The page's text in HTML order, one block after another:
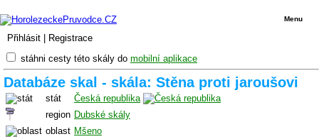
Přihlásit Registrace
Menu
stáhni cesty této skály do mobilní aplikace
Databáze skal - skála: Stěna proti jaroušovi
stát
Česká republika
region Dubské skály
oblast Mšeno